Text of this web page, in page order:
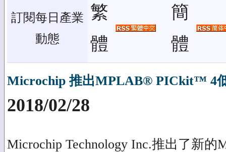
訂閱每日產業
動態
繁
體
簡
體
Microchip 推出MPLAB® PICkit™ 4
2018/02/28
Microchip Technology Inc.推出了新